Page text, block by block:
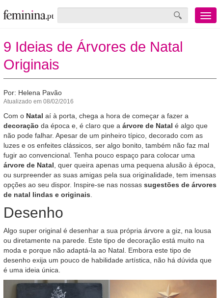
Menu
mobile
9 Ideias de Árvores de Natal
Originais
Por: Helena Pavão
Atualizado em 08/02/2016
Com o Natal aí à porta, chega a hora de começar a fazer a
decoração da época e, é claro que a árvore de Natal é algo que
não pode falhar. Apesar de um pinheiro típico, decorado com as
luzes e os enfeites clássicos, ser algo bonito, também não faz mal
fugir ao convencional. Tenha pouco espaço para colocar uma
árvore de Natal , quer queira apenas uma pequena alusão à época,
ou surpreender as suas amigas pela sua originalidade, tem imensas
opções ao seu dispor. Inspire-se nas nossas sugestões de árvores
de natal lindas e originais
Desenho
Algo super original é desenhar a sua própria árvore a giz, na lousa
ou diretamente na parede. Este tipo de decoração está muito na
moda e porque não adaptá-la ao Natal. Embora este tipo de
desenho exija um pouco de habilidade artística, não há dúvida que
é uma ideia única.